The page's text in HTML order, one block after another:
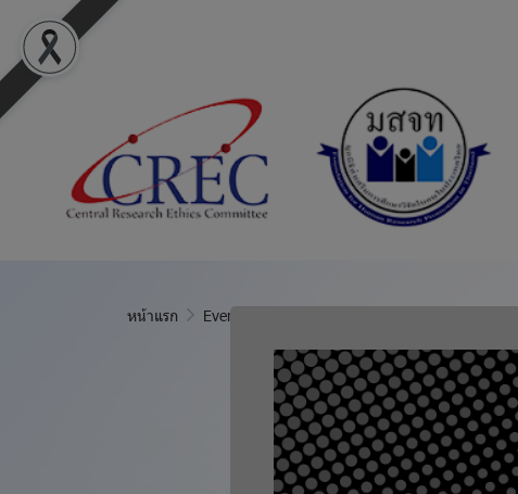
หน้าแรก Event Calendar
แชร์ #Meeting: MOH
12 ก.พ. 2569